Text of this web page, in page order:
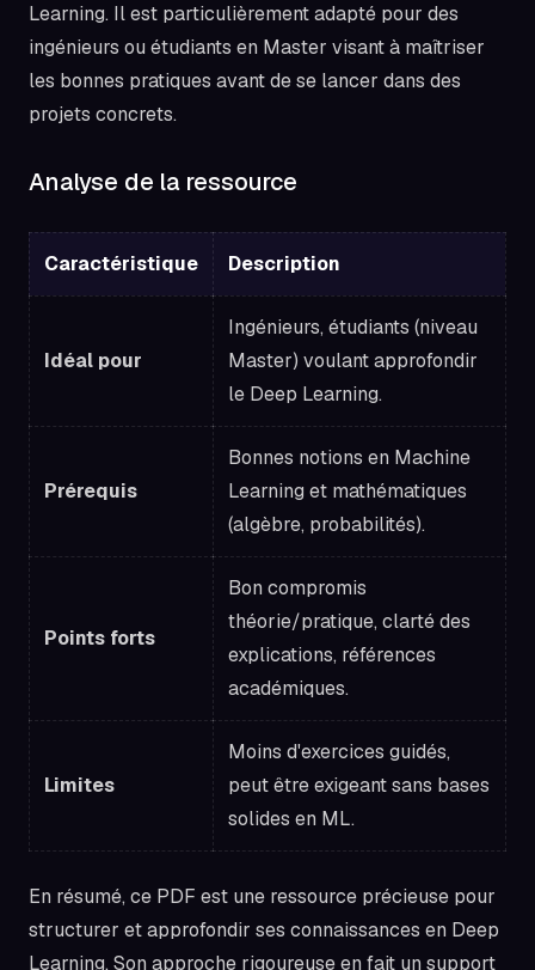
Learning. Il est particulièrement adapté pour des
ingénieurs ou étudiants en Master visant à maîtriser
les bonnes pratiques avant de se lancer dans des
projets concrets.
Analyse de la ressource
Caractéristique Description
Idéal pour
Ingénieurs, étudiants (niveau
Master) voulant approfondir
le Deep Learning.
Prérequis
Bonnes notions en Machine
Learning et mathématiques
(algèbre, probabilités).
Points forts
Bon compromis
théorie/pratique, clarté des
explications, références
académiques.
Limites
Moins d'exercices guidés,
peut être exigeant sans bases
solides en ML.
En résumé, ce PDF est une ressource précieuse pour
structurer et approfondir ses connaissances en Deep
Learning. Son approche rigoureuse en fait un support